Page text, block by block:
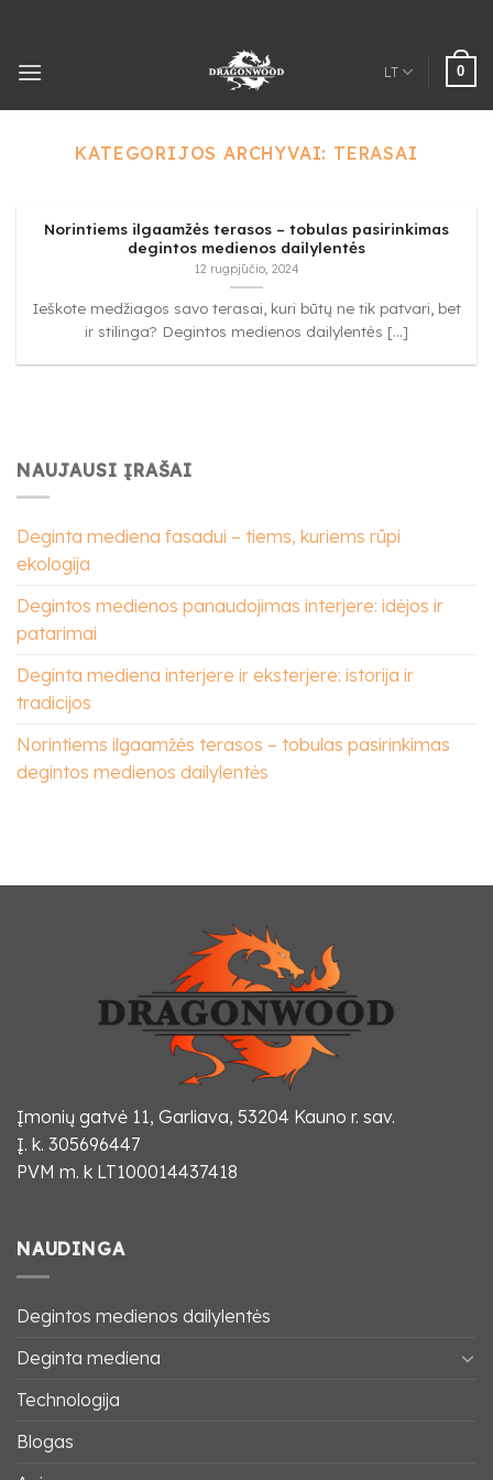
turinio
LT 0
KATEGORIJOS ARCHYVAI: TERASAI
Norintiems ilgaamžės terasos – tobulas pasirinkimas
degintos medienos dailylentės
12 rugpjūčio, 2024
Ieškote medžiagos savo terasai, kuri būtų ne tik patvari, bet
ir stilinga? Degintos medienos dailylentės [...]
NAUJAUSI ĮRAŠAI
Deginta mediena fasadui – tiems, kuriems rūpi
ekologija
Degintos medienos panaudojimas interjere: idėjos ir
patarimai
Deginta mediena interjere ir eksterjere: istorija ir
tradicijos
Norintiems ilgaamžės terasos – tobulas pasirinkimas
degintos medienos dailylentės
Įmonių gatvė 11, Garliava, 53204 Kauno r. sav.
Į. k. 305696447
PVM m. k LT100014437418
NAUDINGA
Degintos medienos dailylentės
Deginta mediena
Technologija
Blogas